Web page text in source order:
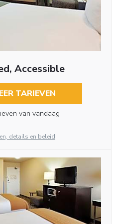
Accessible
TARIEVEN
van vandaag
details en beleid